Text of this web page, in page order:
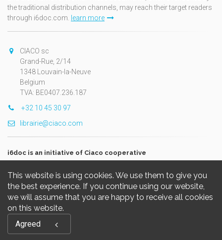
This website is using cookies. We use them to give you
the best experience. If you continue using our website,
we will assume that you are happy to receive all cookies
on this website.
Agreed
the traditional distribution channels, may reach their target readers
through i6doc.com.
learn more
CIACO sc
Grand-Rue, 2/14
1348 Louvain-la-Neuve
Belgium
TVA: BE0407.236.187
+32 10 45 30 97
librairie@ciaco.com
i6doc is an initiative of Ciaco cooperative